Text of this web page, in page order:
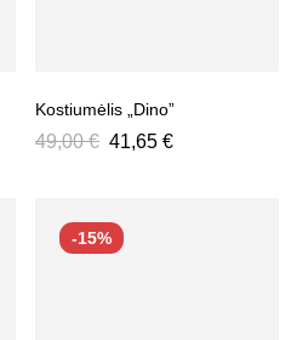
Kostiumėlis „Dino”
49,00€ 41,65 €
-15%